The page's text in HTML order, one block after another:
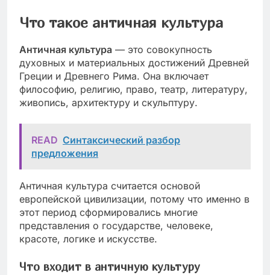
Что такое античная культура
Античная культура — это совокупность
духовных и материальных достижений Древней
Греции и Древнего Рима. Она включает
философию, религию, право, театр, литературу,
живопись, архитектуру и скульптуру.
READ Синтаксический разбор
предложения
Античная культура считается основой
европейской цивилизации, потому что именно в
этот период сформировались многие
представления о государстве, человеке,
красоте, логике и искусстве.
Что входит в античную культуру